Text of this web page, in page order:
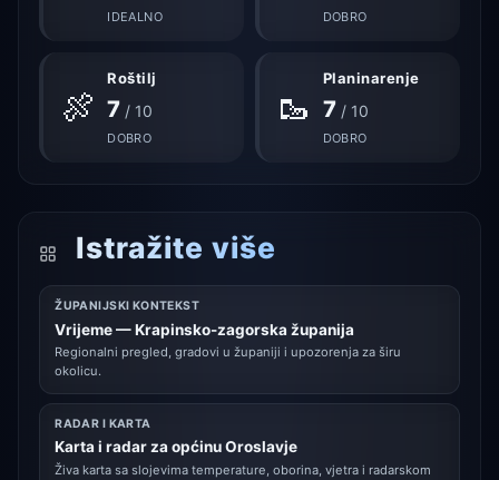
IDEALNO DOBRO
🍖
Roštilj
7 / 10
DOBRO
🥾
Planinarenje
7 / 10
DOBRO
Istražite više
ŽUPANIJSKI KONTEKST
Vrijeme — Krapinsko-zagorska županija
Regionalni pregled, gradovi u županiji i upozorenja za širu
okolicu.
RADAR I KARTA
Karta i radar za općinu Oroslavje
Živa karta sa slojevima temperature, oborina, vjetra i radarskom